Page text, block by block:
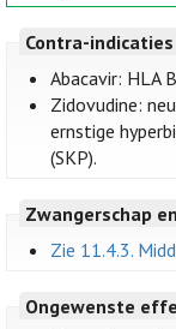
Contra-indicaties
Abacavir: HLA
Zidovudine:
ernstige
(SKP).
Zwangerschap
Zie 11.4.3.
Ongewenste